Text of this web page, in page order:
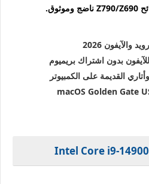
بدون اشتراك بريميوم
القديمة على الكمبيوتر